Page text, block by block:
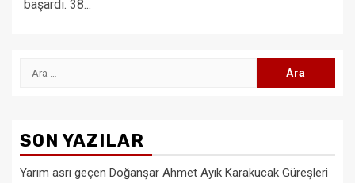
başardı. 38...
Arama:
SON YAZILAR
Yarım asrı geçen Doğanşar Ahmet Ayık Karakucak Güreşleri